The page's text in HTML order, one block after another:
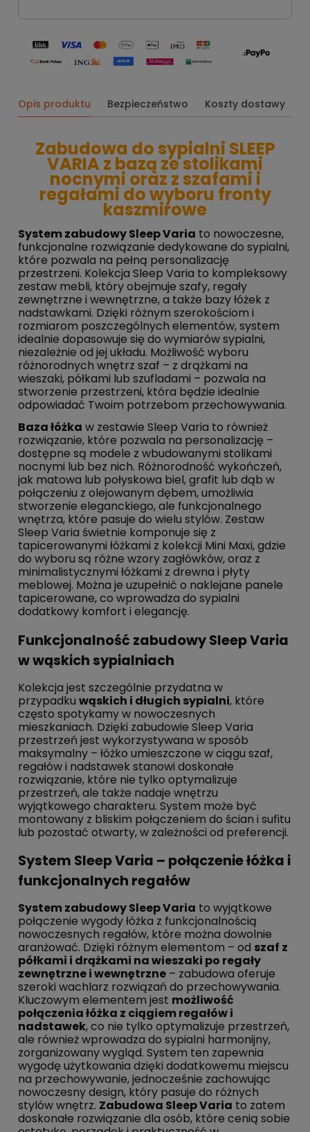
Opis produktu Bezpieczeństwo Koszty dostawy
Zabudowa do sypialni SLEEP
VARIA z bazą ze stolikami
nocnymi oraz z szafami i
regałami do wyboru fronty
kaszmirowe
System zabudowy Sleep Varia to nowoczesne,
funkcjonalne rozwiązanie dedykowane do sypialni,
które pozwala na pełną personalizację
przestrzeni. Kolekcja Sleep Varia to kompleksowy
zestaw mebli, który obejmuje szafy, regały
zewnętrzne i wewnętrzne, a także bazy łóżek z
nadstawkami. Dzięki różnym szerokościom i
rozmiarom poszczególnych elementów, system
idealnie dopasowuje się do wymiarów sypialni,
niezależnie od jej układu. Możliwość wyboru
różnorodnych wnętrz szaf – z drążkami na
wieszaki, półkami lub szufladami – pozwala na
stworzenie przestrzeni, która będzie idealnie
odpowiadać Twoim potrzebom przechowywania.
Baza łóżka w zestawie Sleep Varia to również
rozwiązanie, które pozwala na personalizację –
dostępne są modele z wbudowanymi stolikami
nocnymi lub bez nich. Różnorodność wykończeń,
jak matowa lub połyskowa biel, grafit lub dąb w
połączeniu z olejowanym dębem, umożliwia
stworzenie eleganckiego, ale funkcjonalnego
wnętrza, które pasuje do wielu stylów. Zestaw
Sleep Varia świetnie komponuje się z
tapicerowanymi łóżkami z kolekcji Mini Maxi, gdzie
do wyboru są różne wzory zagłówków, oraz z
minimalistycznymi łóżkami z drewna i płyty
meblowej. Można je uzupełnić o naklejane panele
tapicerowane, co wprowadza do sypialni
dodatkowy komfort i elegancję.
Funkcjonalność zabudowy Sleep Varia
w wąskich sypialniach
Kolekcja jest szczególnie przydatna w
przypadku wąskich i długich sypialni, które
często spotykamy w nowoczesnych
mieszkaniach. Dzięki zabudowie Sleep Varia
przestrzeń jest wykorzystywana w sposób
maksymalny – łóżko umieszczone w ciągu szaf,
regałów i nadstawek stanowi doskonałe
rozwiązanie, które nie tylko optymalizuje
przestrzeń, ale także nadaje wnętrzu
wyjątkowego charakteru. System może być
montowany z bliskim połączeniem do ścian i sufitu
lub pozostać otwarty, w zależności od preferencji.
System Sleep Varia – połączenie łóżka i
funkcjonalnych regałów
System zabudowy Sleep Varia to wyjątkowe
połączenie wygody łóżka z funkcjonalnością
nowoczesnych regałów, które można dowolnie
aranżować. Dzięki różnym elementom – od szaf z
półkami i drążkami na wieszaki po regały
zewnętrzne i wewnętrzne – zabudowa oferuje
szeroki wachlarz rozwiązań do przechowywania.
Kluczowym elementem jest możliwość
połączenia łóżka z ciągiem regałów i
nadstawek, co nie tylko optymalizuje przestrzeń,
ale również wprowadza do sypialni harmonijny,
zorganizowany wygląd. System ten zapewnia
wygodę użytkowania dzięki dodatkowemu miejscu
na przechowywanie, jednocześnie zachowując
nowoczesny design, który pasuje do różnych
stylów wnętrz. Zabudowa Sleep Varia to zatem
doskonałe rozwiązanie dla osób, które cenią sobie